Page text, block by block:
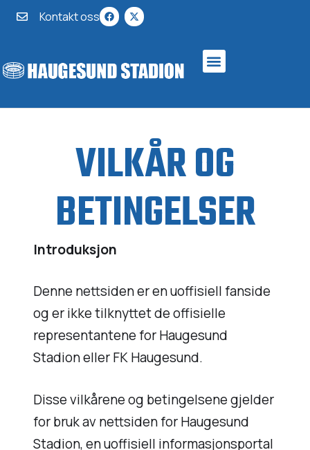
Kontakt oss
VILKÅR OG
BETINGELSER
Introduksjon
Denne nettsiden er en uoffisiell fanside
og er ikke tilknyttet de offisielle
representantene for Haugesund
Stadion eller FK Haugesund.
Disse vilkårene og betingelsene gjelder
for bruk av nettsiden for Haugesund
Stadion, en uoffisiell informasjonsportal